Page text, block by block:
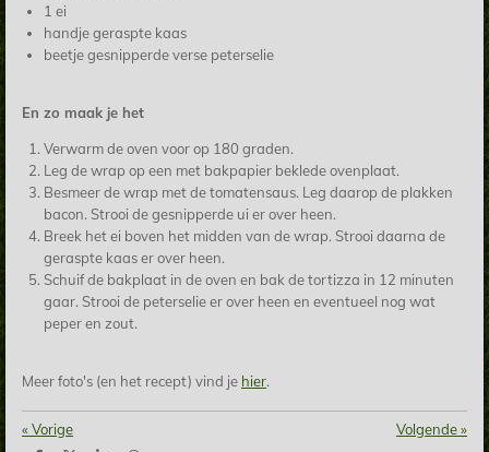
1 ei
handje geraspte kaas
beetje gesnipperde verse peterselie
En zo maak je het
Verwarm de oven voor op 180 graden.
Leg de wrap op een met bakpapier beklede ovenplaat.
Besmeer de wrap met de tomatensaus. Leg daarop de plakken
bacon. Strooi de gesnipperde ui er over heen.
Breek het ei boven het midden van de wrap. Strooi daarna de
geraspte kaas er over heen.
Schuif de bakplaat in de oven en bak de tortizza in 12 minuten
gaar. Strooi de peterselie er over heen en eventueel nog wat
peper en zout.
Meer foto's (en het recept) vind je hier.
«Vorige Volgende»